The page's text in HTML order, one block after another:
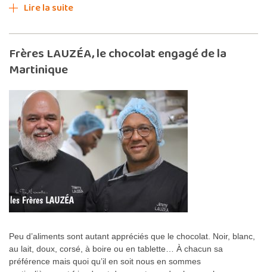
Lire la suite
Frères LAUZÉA, le chocolat engagé de la
Martinique
Peu d’aliments sont autant appréciés que le chocolat. Noir, blanc,
au lait, doux, corsé, à boire ou en tablette… À chacun sa
préférence mais quoi qu’il en soit nous en sommes